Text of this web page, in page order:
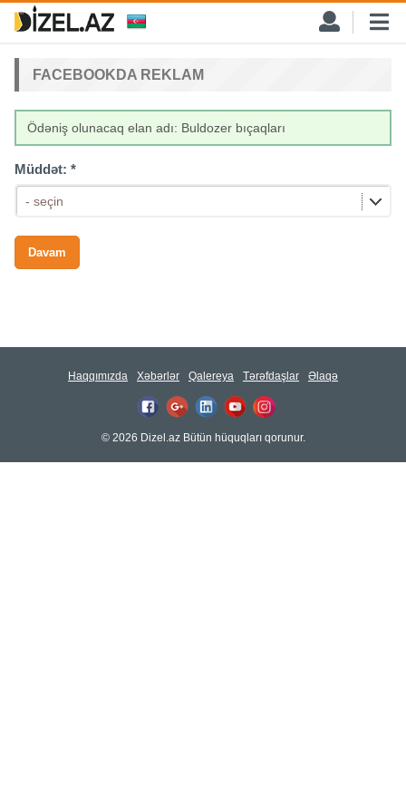
FACEBOOKDA REKLAM
Ödəniş olunacaq elan adı: Buldozer bıçaqları
Müddət: *
- seçin
Haqqımızda Xəbərlər Qalereya Tərəfdaşlar Əlaqə
© 2026 Dizel.az Bütün hüquqları qorunur.